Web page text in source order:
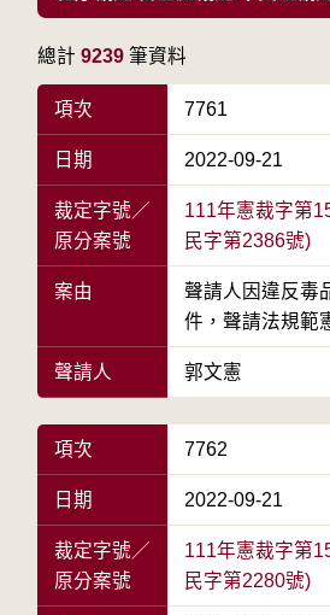
總計 9239 筆資料
項次 7761
日期 2022-09-21
裁定字號／
原分案號
111年憲裁字第
民字第2386號)
案由
聲請人因違反毒
件，聲請法規範
聲請人 郭文憲
項次 7762
日期 2022-09-21
裁定字號／
原分案號
111年憲裁字第
民字第2280號)